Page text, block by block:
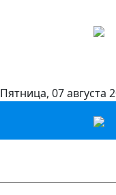
Пятница, 07 августа